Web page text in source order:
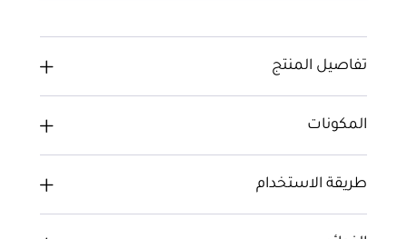
تفاصيل المنتج
المكونات
طريقة الاستخدام